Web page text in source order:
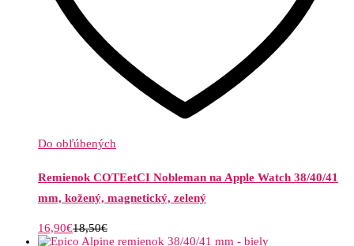
Do obľúbených
Remienok COTEetCI Nobleman na Apple Watch 38/40/41
mm, kožený, magnetický, zelený
16,90€18,50€